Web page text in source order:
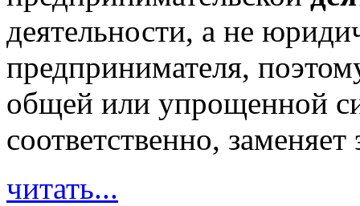
деятельности, а не
предпринимателя,
общей или упрощенной
соответственно,
читать...